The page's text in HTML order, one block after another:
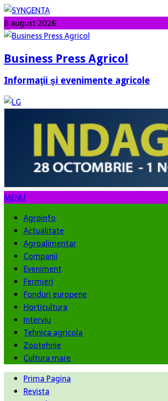
8 august 2026
Business Press Agricol
Informaţii şi evenimente agricole
MENU
Agroinfo
Actualitate
Agroalimentar
Companii
Eveniment
Fermieri
Fonduri europene
Horticultura
Interviu
Tehnica agricola
Zootehnie
Cultura mare
Prima Pagina
Revista